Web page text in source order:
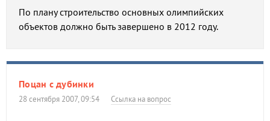
По плану строительство основных олимпийских
объектов должно быть завершено в 2012 году.
Поцан с дубинки
28 сентября 2007, 09:54 Ссылка на вопрос